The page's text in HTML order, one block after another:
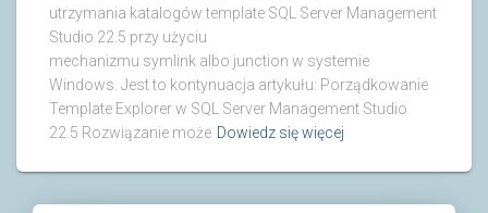
utrzymania katalogów template SQL Server Management
Studio 22.5 przy użyciu
mechanizmu symlink albo junction w systemie
Windows. Jest to kontynuacja artykułu: Porządkowanie
Template Explorer w SQL Server Management Studio
22.5 Rozwiązanie może Dowiedz się więcej